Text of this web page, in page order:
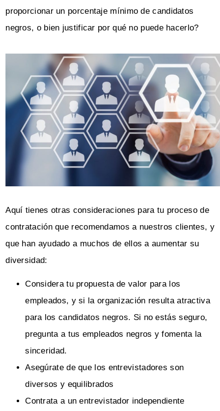
proporcionar un porcentaje mínimo de candidatos
negros, o bien justificar por qué no puede hacerlo?
Aquí tienes otras consideraciones para tu proceso de
contratación que recomendamos a nuestros clientes, y
que han ayudado a muchos de ellos a aumentar su
diversidad:
Considera tu propuesta de valor para los
empleados, y si la organización resulta atractiva
para los candidatos negros. Si no estás seguro,
pregunta a tus empleados negros y fomenta la
sinceridad.
Asegúrate de que los entrevistadores son
diversos y equilibrados
Contrata a un entrevistador independiente